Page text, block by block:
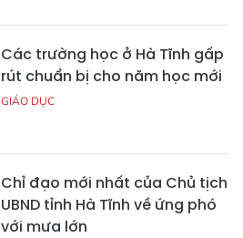
Các trường học ở Hà Tĩnh gấp
rút chuẩn bị cho năm học mới
GIÁO DỤC
Chỉ đạo mới nhất của Chủ tịch
UBND tỉnh Hà Tĩnh về ứng phó
với mưa lớn